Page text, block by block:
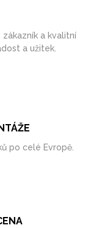
a kvalitní
a užitek.
po celé Evropě.